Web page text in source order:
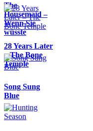
The
Housemaid –
Wenn Sie
wüsste
28 Years Later
– The Bone
Temple
Song Sung
Blue